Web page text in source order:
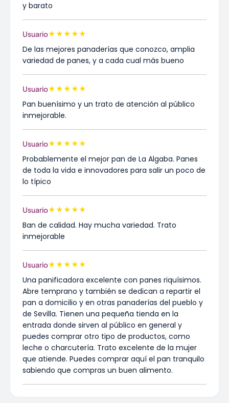
y barato
Usuario★★★★★
De las mejores panaderías que conozco, amplia
variedad de panes, y a cada cual más bueno
Usuario★★★★★
Pan buenísimo y un trato de atención al público
inmejorable.
Usuario★★★★★
Probablemente el mejor pan de La Algaba. Panes
de toda la vida e innovadores para salir un poco de
lo típico
Usuario★★★★★
Ban de calidad. Hay mucha variedad. Trato
inmejorable
Usuario★★★★★
Una panificadora excelente con panes riquísimos.
Abre temprano y también se dedican a repartir el
pan a domicilio y en otras panaderías del pueblo y
de Sevilla. Tienen una pequeña tienda en la
entrada donde sirven al público en general y
puedes comprar otro tipo de productos, como
leche o charcutería. Trato excelente de la mujer
que atiende. Puedes comprar aquí el pan tranquilo
sabiendo que compras un buen alimento.